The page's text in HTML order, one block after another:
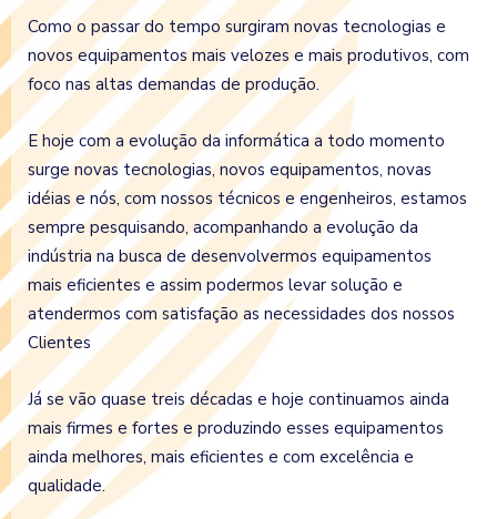
Como o passar do tempo surgiram novas tecnologias e
novos equipamentos mais velozes e mais produtivos, com
foco nas altas demandas de produção.
E hoje com a evolução da informática a todo momento
surge novas tecnologias, novos equipamentos, novas
idéias e nós, com nossos técnicos e engenheiros, estamos
sempre pesquisando, acompanhando a evolução da
indústria na busca de desenvolvermos equipamentos
mais eficientes e assim podermos levar solução e
atendermos com satisfação as necessidades dos nossos
Clientes
Já se vão quase treis décadas e hoje continuamos ainda
mais firmes e fortes e produzindo esses equipamentos
ainda melhores, mais eficientes e com excelência e
qualidade.